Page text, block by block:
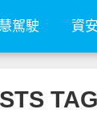
駕駛 資